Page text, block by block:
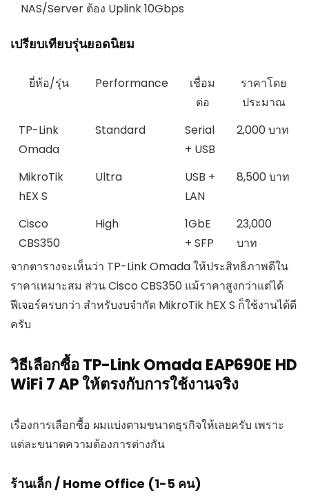
NAS/Server ต้อง Uplink 10Gbps
เปรียบเทียบรุ่นยอดนิยม
ยี่ห้อ/รุ่น Performance
เชื่อม
ต่อ
ราคาโดย
ประมาณ
TP-Link
Omada
Standard
Serial
+ USB
2,000 บาท
MikroTik
hEX S
Ultra
USB +
LAN
8,500 บาท
Cisco
CBS350
High
1GbE
+ SFP
23,000
บาท
จากตารางจะเห็นว่า TP-Link Omada ให้ประสิทธิภาพดีใน
ราคาเหมาะสม ส่วน Cisco CBS350 แม้ราคาสูงกว่าแต่ได้
ฟีเจอร์ครบกว่า สำหรับงบจำกัด MikroTik hEX S ก็ใช้งานได้ดี
ครับ
วิธีเลือกซื้อ TP-Link Omada EAP690E HD
WiFi 7 AP ให้ตรงกับการใช้งานจริง
เรื่องการเลือกซื้อ ผมแบ่งตามขนาดธุรกิจให้เลยครับ เพราะ
แต่ละขนาดความต้องการต่างกัน
ร้านเล็ก / Home Office (1-5 คน)